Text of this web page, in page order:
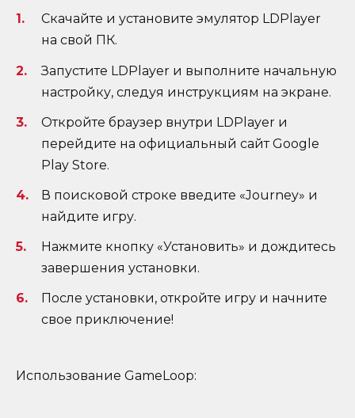
Скачайте и установите эмулятор LDPlayer
на свой ПК.
Запустите LDPlayer и выполните начальную
настройку, следуя инструкциям на экране.
Откройте браузер внутри LDPlayer и
перейдите на официальный сайт Google
Play Store.
В поисковой строке введите «Journey» и
найдите игру.
Нажмите кнопку «Установить» и дождитесь
завершения установки.
После установки, откройте игру и начните
свое приключение!
Использование GameLoop: